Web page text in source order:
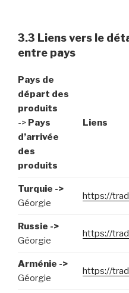
3.3 Liens vers le
entre pays
Pays de
départ des
produits
-> Pays
d’arrivée
des
produits
Liens
Turquie ->
Géorgie
https://
Russie ->
Géorgie
https://
Arménie ->
Géorgie
https://